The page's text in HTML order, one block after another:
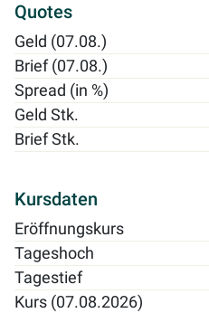
Quotes
Geld (07.08.)
Brief (07.08.)
Spread (in %)
Geld Stk.
Brief Stk.
Kursdaten
Eröffnungskurs
Tageshoch
Tagestief
Kurs (07.08.2026)